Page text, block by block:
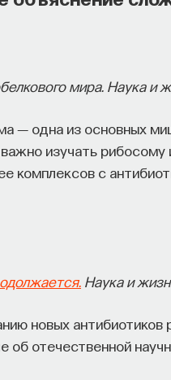
мира. Наука и
― одна из основных
изучать рибосому
комплексов с
Наука и
новых антибиотиков
об отечественной